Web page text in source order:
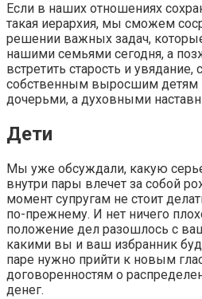
Если в наших отношениях
такая иерархия, мы сможем
решении важных задач,
нашими семьями сегодня, а
встретить старость и
собственным выросшим детям
дочерьми, а духовными
Дети
Мы уже обсуждали, какую
внутри пары влечет за собой
момент супругам не стоит
по-прежнему. И нет ничего
положение дел разошлось с
какими вы и ваш избранник
паре нужно прийти к новым
договоренностям о
денег.